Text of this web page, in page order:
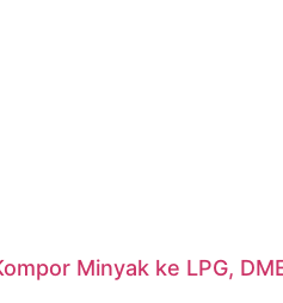
Minyak ke LPG,